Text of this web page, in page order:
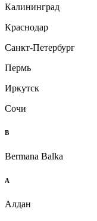
Калининград
Краснодар
Санкт-Петербург
Пермь
Иркутск
Сочи
B
Bermana Balka
А
Алдан